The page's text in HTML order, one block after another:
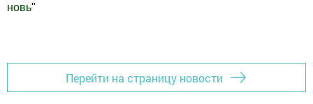
новь"
Перейти на страницу новости